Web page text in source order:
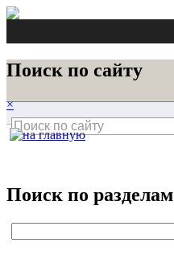
Поиск по сайту
×
Поиск по разделам